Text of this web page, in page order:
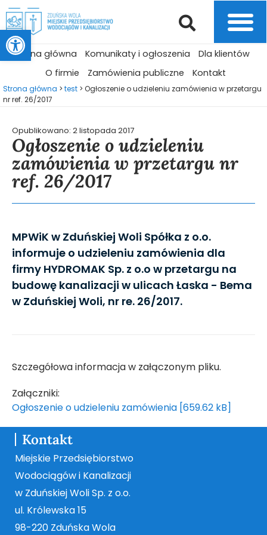
Otwórz pasek narzędzi
Strona główna Komunikaty i ogłoszenia
Dla klientów
O firmie
Zamówienia publiczne Kontakt
Strona główna > test > Ogłoszenie o udzieleniu zamówienia w przetargu
nr ref. 26/2017
Opublikowano: 2 listopada 2017
Ogłoszenie o udzieleniu
zamówienia w przetargu nr
ref. 26/2017
MPWiK w Zduńskiej Woli Spółka z o.o.
informuje o udzieleniu zamówienia dla
firmy HYDROMAK Sp. z o.o w przetargu na
budowę kanalizacji w ulicach Łaska - Bema
w Zduńskiej Woli, nr re. 26/2017.
Szczegółowa informacja w załączonym pliku.
Załączniki:
Ogłoszenie o udzieleniu zamówienia [659.62 kB]
Kontakt
Miejskie Przedsiębiorstwo
Wodociągów i Kanalizacji
w Zduńskiej Woli Sp. z o.o.
ul. Królewska 15
98-220 Zduńska Wola